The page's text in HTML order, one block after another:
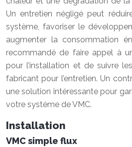
Un entretien négligé peut
système, favoriser le
augmenter la consommation
recommandé de faire appel à
pour l’installation et de suivre
fabricant pour l’entretien. Un
une solution intéressante pour
votre système de VMC.
Installation
VMC simple flux